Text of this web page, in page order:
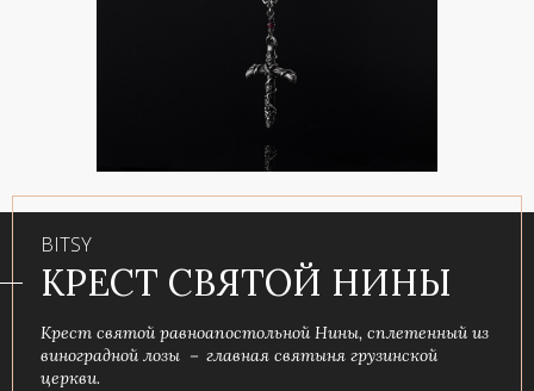
BITSY
КРЕСТ СВЯТОЙ НИНЫ
Крест святой равноапостольной Нины, сплетенный из
виноградной лозы － главная святыня грузинской
церкви.